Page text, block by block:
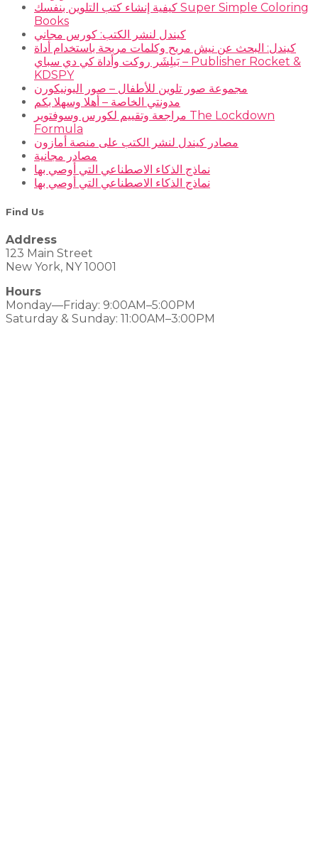
كيفية إنشاء كتب التلوين بنفسك Super Simple Coloring
Books
كيندل لنشر الكتب: كورس مجاني
كيندل: البحث عن نيش مربح وكلمات مربحة باستخدام أداة
بَبلِشَر روكت وأداة كي دي سباي – Publisher Rocket &
KDSPY
مجموعة صور تلوين للأطفال – صور اليونيكورن
مدونتي الخاصة – أهلا وسهلا بكم
مراجعة وتقييم لكورس وسوفتوير The Lockdown
Formula
مصادر كيندل لنشر الكتب على منصة أمازون
مصادر مجانية
نماذج الذكاء الاصطناعي التي أوصي بها
نماذج الذكاء الاصطناعي التي أوصي بها
Find Us
Address
123 Main Street
New York, NY 10001
Hours
Monday—Friday: 9:00AM–5:00PM
Saturday & Sunday: 11:00AM–3:00PM